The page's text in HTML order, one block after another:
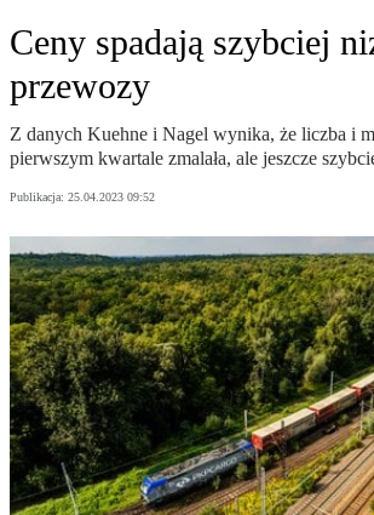
Ceny spadają szybciej
przewozy
Z danych Kuehne i Nagel wynika, że liczba i
pierwszym kwartale zmalała, ale jeszcze
Publikacja: 25.04.2023 09:52